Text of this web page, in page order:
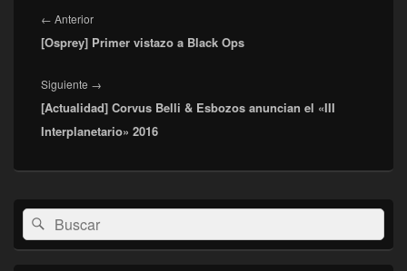
de
entradas
← AnteriorEntrada
anterior:
[Osprey] Primer vistazo a Black Ops
Siguiente →
siguiente:
[Actualidad] Corvus Belli & Esbozos anuncian el «III
Interplanetario» 2016
área
de
widget
Buscar
por:
Buscar